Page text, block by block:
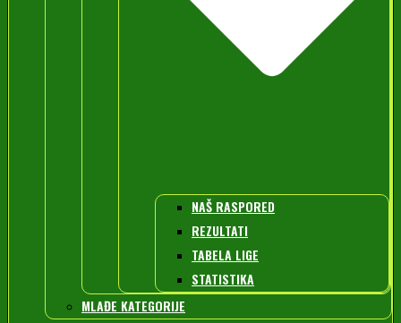
NAŠ RASPORED
REZULTATI
TABELA LIGE
STATISTIKA
MLAĐE KATEGORIJE